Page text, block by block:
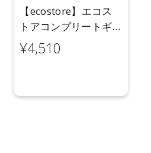
【ecostore】エコス
トアコンプリートギ
フトセット
¥4,510